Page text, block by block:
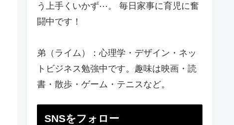
う上手くいかず⋯。 毎日家事に育児に奮
闘中です！
弟（ライム）：心理学・デザイン・ネッ
トビジネス勉強中です。趣味は映画・読
書・散歩・ゲーム・テニスなど。
SNSをフォロー